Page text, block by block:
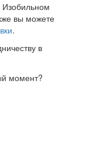
Изобильном
вы можете
.
в
момент?